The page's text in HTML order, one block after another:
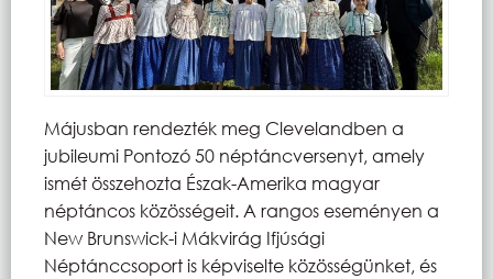
Májusban rendezték meg Clevelandben a
jubileumi Pontozó 50 néptáncversenyt, amely
ismét összehozta Észak-Amerika magyar
néptáncos közösségeit. A rangos eseményen a
New Brunswick-i Mákvirág Ifjúsági
Néptánccsoport is képviselte közösségünket, és